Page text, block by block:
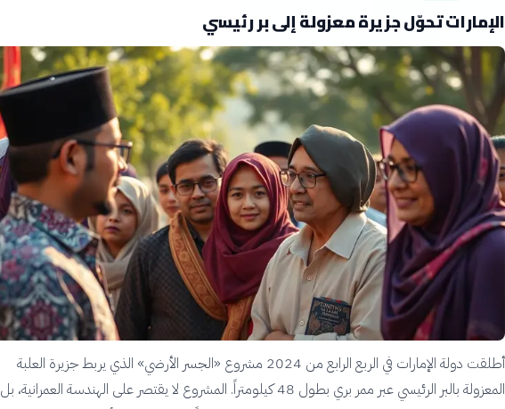
الإمارات تحوّل جزيرة معزولة إلى بر رئيسي
أطلقت دولة الإمارات في الربع الرابع من 2024 مشروع «الجسر الأرضي» الذي يربط جزيرة العلبة
المعزولة بالبر الرئيسي عبر ممر بري بطول 48 كيلومتراً. المشروع لا يقتصر على الهندسة العمرانية، بل